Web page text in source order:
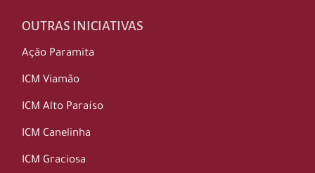
OUTRAS INICIATIVAS
Ação Paramita
ICM Viamão
ICM Alto Paraíso
ICM Canelinha
ICM Graciosa